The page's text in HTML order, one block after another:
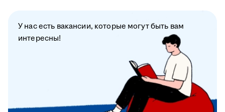
У нас есть вакансии, которые могут быть вам
интересны!